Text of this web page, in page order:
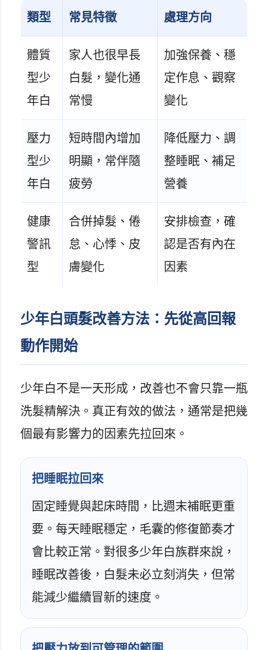
類型 常見特徵 處理方向
體質
型少
年白
家人也很早長
白髮，變化通
常慢
加強保養、穩
定作息、觀察
變化
壓力
型少
年白
短時間內增加
明顯，常伴隨
疲勞
降低壓力、調
整睡眠、補足
營養
健康
警訊
型
合併掉髮、倦
怠、心悸、皮
膚變化
安排檢查，確
認是否有內在
因素
少年白頭髮改善方法：先從高回報
動作開始
少年白不是一天形成，改善也不會只靠一瓶
洗髮精解決。真正有效的做法，通常是把幾
個最有影響力的因素先拉回來。
把睡眠拉回來
固定睡覺與起床時間，比週末補眠更重
要。每天睡眠穩定，毛囊的修復節奏才
會比較正常。對很多少年白族群來說，
睡眠改善後，白髮未必立刻消失，但常
能減少繼續冒新的速度。